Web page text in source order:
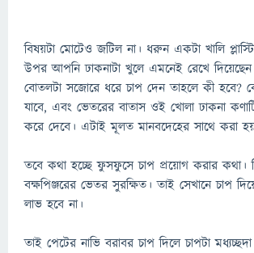
বিষয়টা মোটেও জটিল না। ধরুন একটা খালি
উপর আপনি ঢাকনাটা খুলে এমনেই রেখে
বোতলটা সজোরে ধরে চাপ দেন তাহলে কী হবে?
যাবে, এবং ভেতরের বাতাস ওই খোলা ঢাকনা
করে দেবে। এটাই মূলত মানবদেহের সাথে করা
তবে কথা হচ্ছে ফুসফুসে চাপ প্রয়োগ করার
বক্ষপিঞ্জরের ভেতর সুরক্ষিত। তাই সেখানে চাপ
লাভ হবে না।
তাই পেটের নাভি বরাবর চাপ দিলে চাপটা